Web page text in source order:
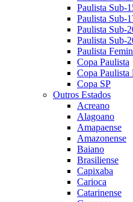
Paulista Sub-
Paulista Sub-
Paulista Sub-
Paulista Sub-
Paulista
Copa Paulista
Copa Paulista
Copa SP
Outros Estados
Acreano
Alagoano
Amapaense
Amazonense
Baiano
Brasiliense
Capixaba
Carioca
Catarinense